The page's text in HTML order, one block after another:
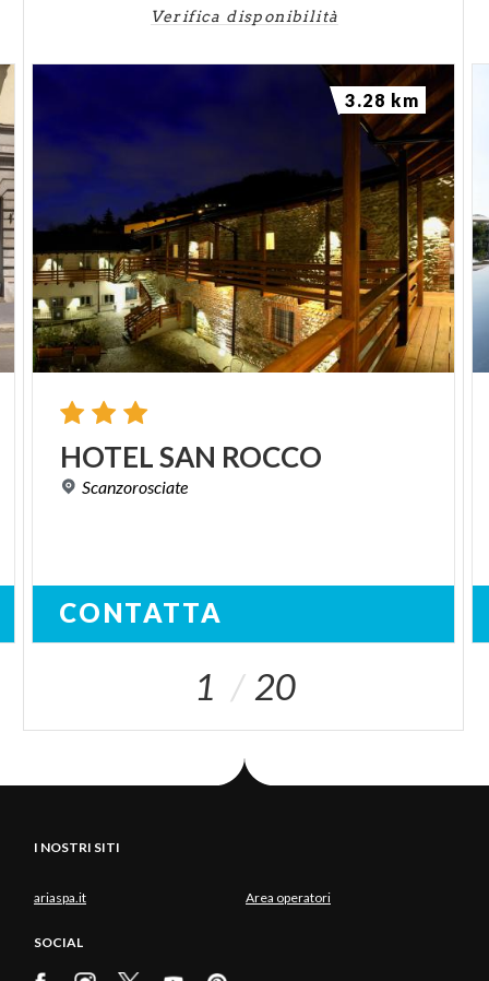
Verifica disponibilità
HOTELSAN ROCCO
Scanzorosciate
CONTATTA
3.28 km
1 20
I NOSTRI SITI
ariaspa.it Area operatori
SOCIAL